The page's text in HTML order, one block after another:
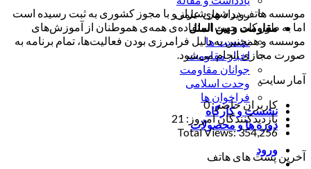
رویداد های علمی
مقاومت و بین الملل
نشست ها
اخبار مقاومت
جوانان مقاومت
وحدت اسلامی
فراخوان ها
نشست و کارگاه
دوره ها و محصولات
ورود
موسسه هاتف در شهر شیراز و با مجوز کشوری به ثبت رسیده است
اما به طور کلی جهت استفاده‌ی همه‌ی هموطنان از آموزش‌های
موسسه و همچنین به دلیل فرامرزی بودن فعالیت‌ها، تمام برنامه به
صورت مجازی انجام می‌شود.
آمار سایت
کاربران حاضر:0
بازدیدکنندگان امروز: 21
Total Views:354,256
آخرین پست های هاتف